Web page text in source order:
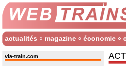
actualités magazine économie
via-train.com